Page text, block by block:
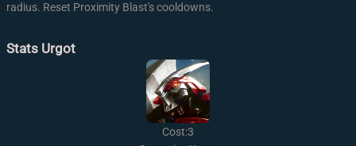
radius. Reset Proximity Blast's cooldowns.
Stats Urgot
Cost:3